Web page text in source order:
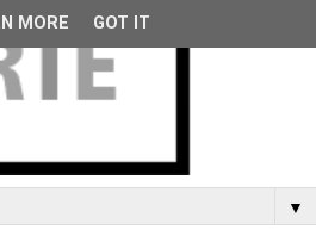
▼
MORE GOT IT